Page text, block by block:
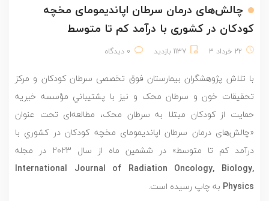
چالش‌های درمان سرطان اپانديمومای مخچه
كودكان در كشوری با درآمد كم تا متوسط
22 خرداد 3 1137 بازدید 0 دیدگاه
با تلاش پژوهشگران بيمارستان فوق تخصصی سرطان كودكان و مركز
تحقيقات خون و سرطان محک و نیز با پشتيباني مؤسسه خيريه
حمايت از كودكان مبتلا به سرطان محک، مطالعه‌ای تحت عنوان
«چالش‌های درمان سرطان اپانديمومای مخچه كودكان در كشوري با
درآمد كم تا متوسط» در ششمين ماه از سال 2023 در مجله
International Journal of Radiation Oncology, Biology,
Physics به چاپ رسيده است.